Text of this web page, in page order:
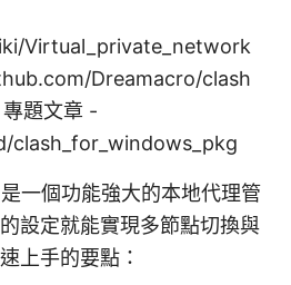
Virtual_private_network
Dreamacro/clash
題文章 -
clash_for_windows_pkg
一個功能強大的本地代理管
設定就能實現多節點切換與
上手的要點：